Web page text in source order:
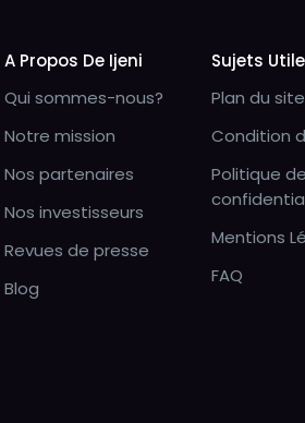
A Propos De Ijeni
Qui sommes-nous?
Notre mission
Nos partenaires
Nos investisseurs
Revues de presse
Blog
Sujets
Plan du site
Condition
Politique de
Mentions
FAQ